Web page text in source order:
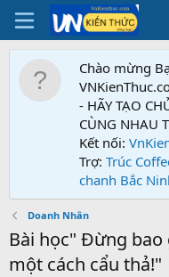
Chào mừng
- HÃY TẠO
CÙNG NHAU
Kết nối:
Trợ: Trúc
chanh Bắc
Doanh Nhân
Bài học" Đừng
một cách cẩu thả!"